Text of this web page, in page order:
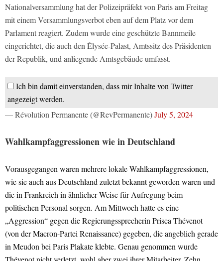
Nationalversammlung hat der Polizeipräfekt von Paris am Freitag
mit einem Versammlungsverbot eben auf dem Platz vor dem
Parlament reagiert. Zudem wurde eine geschützte Bannmeile
eingerichtet, die auch den Élysée-Palast, Amtssitz des Präsidenten
der Republik, und anliegende Amtsgebäude umfasst.
Ich bin damit einverstanden, dass mir Inhalte von Twitter
angezeigt werden.
— Révolution Permanente (@RevPermanente)July 5, 2024
Wahlkampfaggressionen wie in Deutschland
Vorausgegangen waren mehrere lokale Wahlkampfaggressionen,
wie sie auch aus Deutschland zuletzt bekannt geworden waren und
die in Frankreich in ähnlicher Weise für Aufregung beim
politischen Personal sorgen. Am Mittwoch hatte es eine
„Aggression“ gegen die Regierungssprecherin Prisca Thévenot
(von der Macron-Partei Renaissance) gegeben, die angeblich gerade
in Meudon bei Paris Plakate klebte. Genau genommen wurde